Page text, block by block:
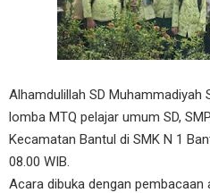
Alhamdulillah SD
lomba MTQ pelajar umum SD,
Kecamatan Bantul di SMK N 1
08.00 WIB.
Acara dibuka dengan pembacaan